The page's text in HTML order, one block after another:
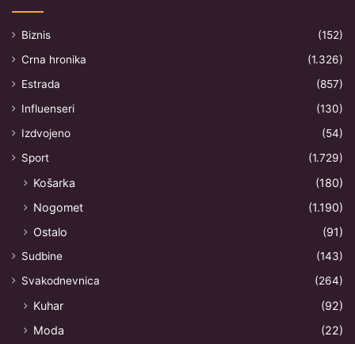
Biznis
(152)
Crna hronika
(1.326)
Estrada
(857)
Influenseri
(130)
Izdvojeno
(54)
Sport
(1.729)
Košarka
(180)
Nogomet
(1.190)
Ostalo
(91)
Sudbine
(143)
Svakodnevnica
(264)
Kuhar
(92)
Moda
(22)